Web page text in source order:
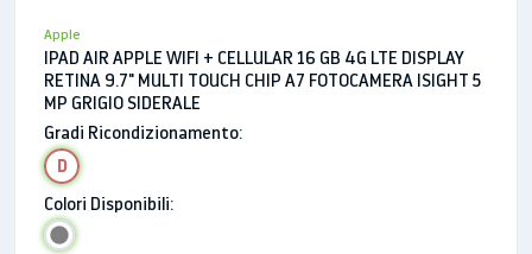
Apple M1
CPU 8‑core con 4 performance core e 4 efficiency
core
GPU 8‑core
8GB di RAM
Media engine
Apple
IPAD AIR APPLE WIFI + CELLULAR 16 GB 4G LTE DISPLAY
RETINA 9.7" MULTI TOUCH CHIP A7 FOTOCAMERA ISIGHT 5
MP GRIGIO SIDERALE
Gradi Ricondizionamento:
D
Colori Disponibili: